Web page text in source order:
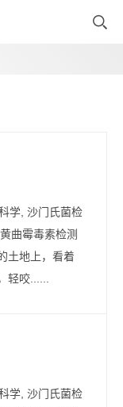
学, 沙门氏菌检
曲霉毒素检测
土地上，看着
轻咬......
学, 沙门氏菌检